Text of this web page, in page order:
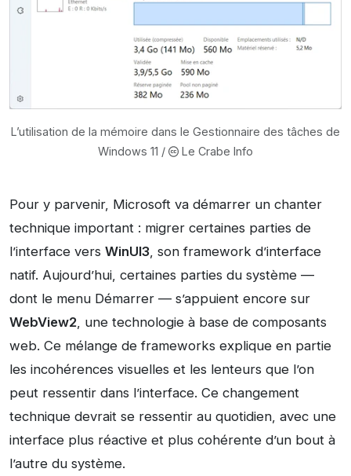
L’utilisation de la mémoire dans le Gestionnaire des tâches de
Windows 11 /
Le Crabe Info
Pour y parvenir, Microsoft va démarrer un chanter
technique important : migrer certaines parties de
l’interface vers WinUI3, son framework d’interface
natif. Aujourd’hui, certaines parties du système —
dont le menu Démarrer — s’appuient encore sur
WebView2, une technologie à base de composants
web. Ce mélange de frameworks explique en partie
les incohérences visuelles et les lenteurs que l’on
peut ressentir dans l’interface. Ce changement
technique devrait se ressentir au quotidien, avec une
interface plus réactive et plus cohérente d’un bout à
l’autre du système.